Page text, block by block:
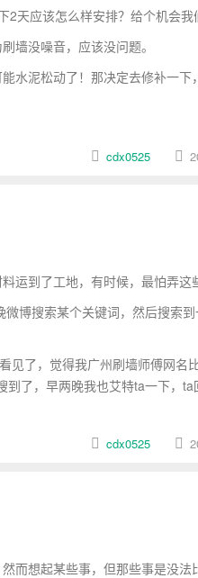
天应该怎么样安排？给个机会我
墙没噪音，应该没问题。
水泥松动了！那决定去修补一
cdx0525
运到了工地，有时候，最怕弄这
博搜索某个关键词，然后搜索
了，觉得我广州刷墙师傅网名
了，早两晚我也艾特ta一下，ta
cdx0525
而想起某些事，但那些事是没法